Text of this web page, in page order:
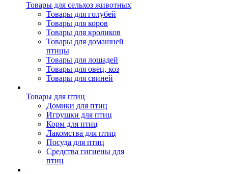
Товары для сельхоз животных
Товары для голубей
Товары для коров
Товары для кроликов
Товары для домашней
птицы
Товары для лошадей
Товары для овец, коз
Товары для свиней
Товары для птиц
Домики для птиц
Игрушки для птиц
Корм для птиц
Лакомства для птиц
Посуда для птиц
Средства гигиены для
птиц